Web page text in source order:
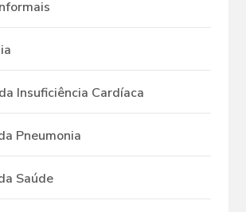
Insuficiência Cardíaca
Pneumonia
Saúde